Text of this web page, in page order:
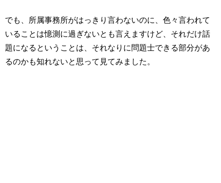
でも、所属事務所がはっきり言わないのに、色々言われて
いることは憶測に過ぎないとも言えますけど、それだけ話
題になるということは、それなりに問題士できる部分があ
るのかも知れないと思って見てみました。